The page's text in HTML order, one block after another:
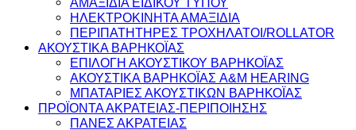
ΗΛΕΚΤΡΟΚΙΝΗΤΑ ΑΜΑΞΙΔΙΑ
ΠΕΡΙΠΑΤΗΤΗΡΕΣ ΤΡΟΧΗΛΑΤΟΙ/ROLLATOR
ΑΚΟΥΣΤΙΚΑ ΒΑΡΗΚΟΪΑΣ
ΕΠΙΛΟΓΗ ΑΚΟΥΣΤΙΚΟΥ ΒΑΡΗΚΟΪΑΣ
ΑΚΟΥΣΤΙΚΑ ΒΑΡΗΚΟΪΑΣ A&M HEARING
ΜΠΑΤΑΡΙΕΣ ΑΚΟΥΣΤΙΚΩΝ ΒΑΡΗΚΟΪΑΣ
ΠΡΟΪΟΝΤΑ ΑΚΡΑΤΕΙΑΣ-ΠΕΡΙΠΟΙΗΣΗΣ
ΠΑΝΕΣ ΑΚΡΑΤΕΙΑΣ